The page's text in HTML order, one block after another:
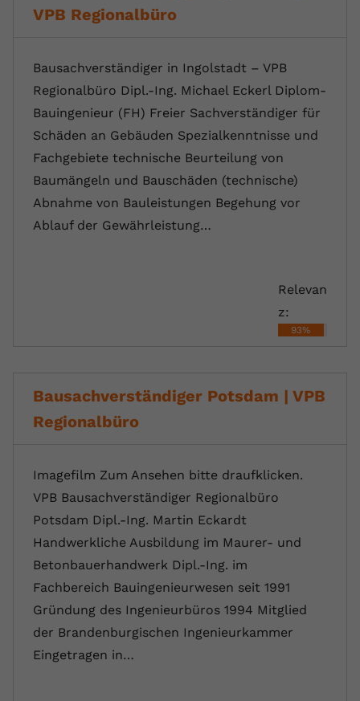
VPB Regionalbüro
Bausachverständiger in Ingolstadt – VPB
Regionalbüro Dipl.-Ing. Michael Eckerl Diplom-
Bauingenieur (FH) Freier Sachverständiger für
Schäden an Gebäuden Spezialkenntnisse und
Fachgebiete technische Beurteilung von
Baumängeln und Bauschäden (technische)
Abnahme von Bauleistungen Begehung vor
Ablauf der Gewährleistung…
Relevan
z:
93%
Bausachverständiger Potsdam | VPB
Regionalbüro
Imagefilm Zum Ansehen bitte draufklicken.
VPB Bausachverständiger Regionalbüro
Potsdam Dipl.-Ing. Martin Eckardt
Handwerkliche Ausbildung im Maurer- und
Betonbauerhandwerk Dipl.-Ing. im
Fachbereich Bauingenieurwesen seit 1991
Gründung des Ingenieurbüros 1994 Mitglied
der Brandenburgischen Ingenieurkammer
Eingetragen in…